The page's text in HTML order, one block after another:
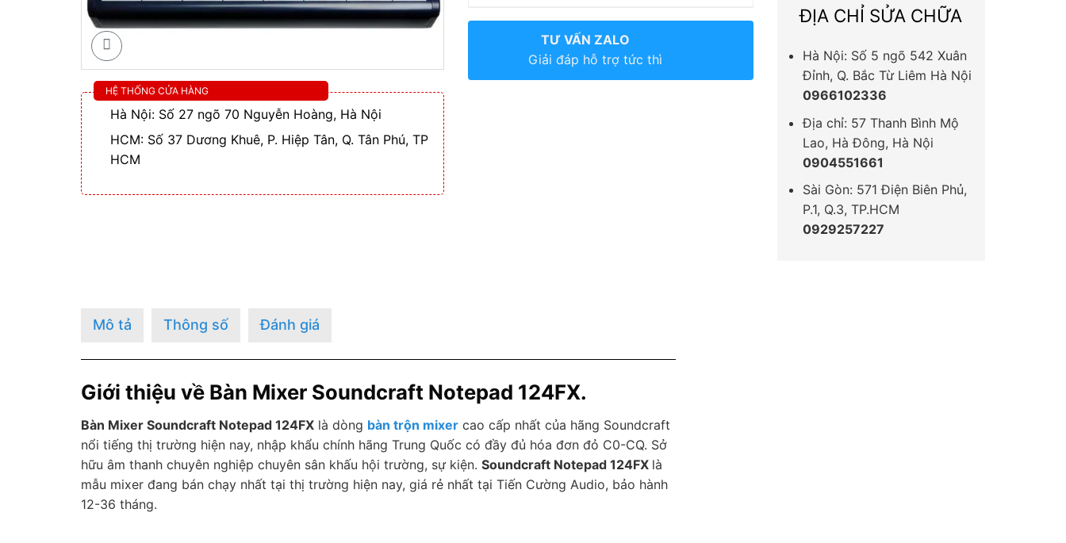
HỆ THỐNG CỬA HÀNG
Hà Nội: Số 27 ngõ 70 Nguyễn Hoàng, Hà Nội
HCM: Số 37 Dương Khuê, P. Hiệp Tân, Q. Tân Phú, TP
HCM
TƯ VẤN ZALO
Giải đáp hỗ trợ tức thì
ĐỊA CHỈ SỬA CHỮA
Hà Nội: Số 5 ngõ 542 Xuân
Đỉnh, Q. Bắc Từ Liêm Hà Nội
0966102336
Địa chỉ: 57 Thanh Bình Mộ
Lao, Hà Đông, Hà Nội
0904551661
Sài Gòn: 571 Điện Biên Phủ,
P.1, Q.3, TP.HCM
0929257227
Mô tả Thông số Đánh giá
Giới thiệu về Bàn Mixer Soundcraft Notepad 124FX.
Bàn Mixer Soundcraft Notepad 124FX là dòng bàn trộn mixer cao cấp nhất của hãng Soundcraft
nổi tiếng thị trường hiện nay, nhập khẩu chính hãng Trung Quốc có đầy đủ hóa đơn đỏ C0-CQ. Sở
hữu âm thanh chuyên nghiệp chuyên sân khấu hội trường, sự kiện. Soundcraft Notepad 124FX là
mẫu mixer đang bán chạy nhất tại thị trường hiện nay, giá rẻ nhất tại Tiến Cường Audio, bảo hành
12-36 tháng.